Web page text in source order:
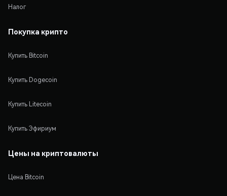
Налог
Покупка крипто
Купить Bitcoin
Купить Dogecoin
Купить Litecoin
Купить Эфириум
Цены на криптовалюты
Цена Bitcoin